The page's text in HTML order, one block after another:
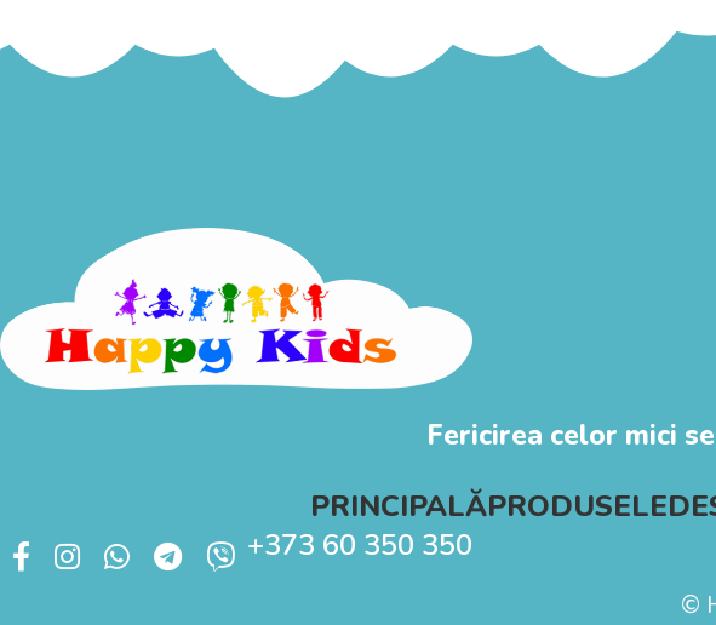
Fericirea celor mici
PRINCIPALĂPRODUSELE
+373 60 350 350
©